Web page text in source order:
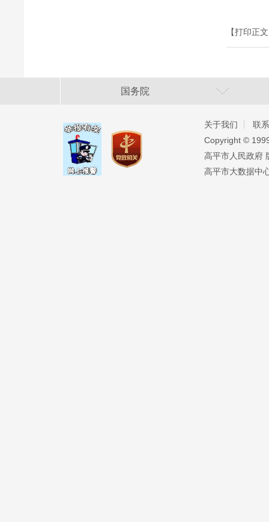
【打印正
国务院
关于我们
联
Copyright ©️
高平市人民政府
高平市大数据